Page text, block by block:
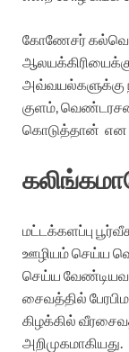
கோணேசர்
அவ்வயல்களுக்கு
குளம்,
கொடுத்தான் என
மட்டக்களப்பு
ஊழியம் செய்ய
செய்ய
சைவத்தில்
கிழக்கில்
அறிமுகமாகியது.